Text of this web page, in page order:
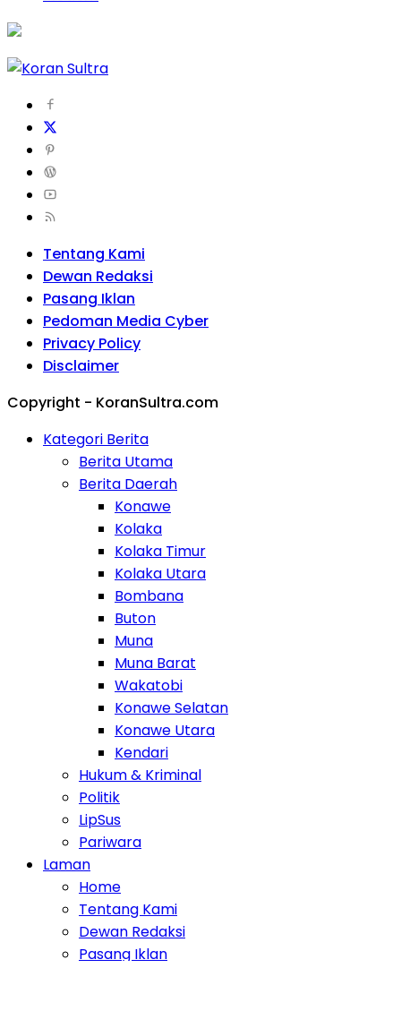
Tentang Kami
Dewan Redaksi
Pasang Iklan
Pedoman Media Cyber
Privacy Policy
Disclaimer
Copyright - KoranSultra.com
Kategori Berita
Berita Utama
Berita Daerah
Konawe
Kolaka
Kolaka Timur
Kolaka Utara
Bombana
Buton
Muna
Muna Barat
Wakatobi
Konawe Selatan
Konawe Utara
Kendari
Hukum & Kriminal
Politik
LipSus
Pariwara
Laman
Home
Tentang Kami
Dewan Redaksi
Pasang Iklan